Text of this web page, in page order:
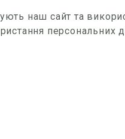
наш сайт та
персональних